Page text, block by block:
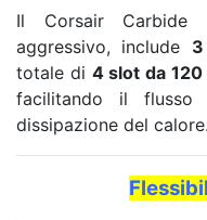
Il Corsair Carbide
aggressivo, include
totale di 4 slot da 120
facilitando il flusso
dissipazione del calore.